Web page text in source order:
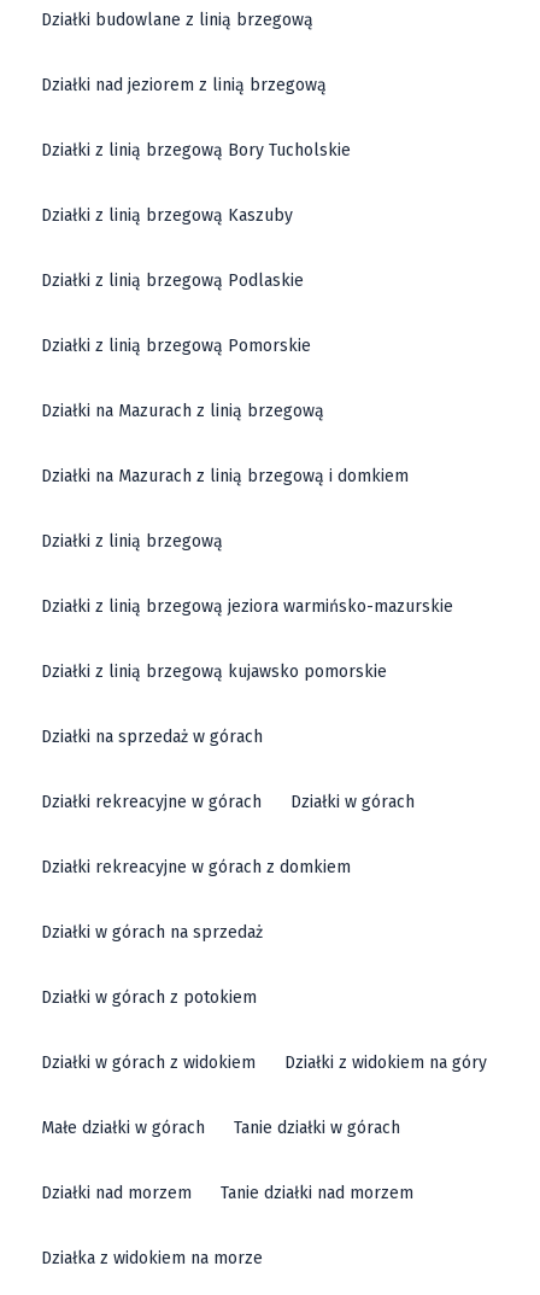
Działki budowlane z linią brzegową
Działki nad jeziorem z linią brzegową
Działki z linią brzegową Bory Tucholskie
Działki z linią brzegową Kaszuby
Działki z linią brzegową Podlaskie
Działki z linią brzegową Pomorskie
Działki na Mazurach z linią brzegową
Działki na Mazurach z linią brzegową i domkiem
Działki z linią brzegową
Działki z linią brzegową jeziora warmińsko-mazurskie
Działki z linią brzegową kujawsko pomorskie
Działki na sprzedaż w górach
Działki rekreacyjne w górach Działki w górach
Działki rekreacyjne w górach z domkiem
Działki w górach na sprzedaż
Działki w górach z potokiem
Działki w górach z widokiem Działki z widokiem na góry
Małe działki w górach Tanie działki w górach
Działki nad morzem Tanie działki nad morzem
Działka z widokiem na morze